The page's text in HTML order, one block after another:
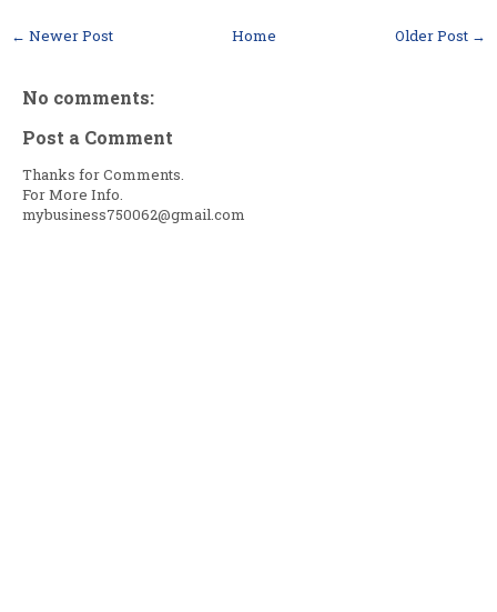
← Newer Post Older Post →
Home
No comments:
Post a Comment
Thanks for Comments.
For More Info.
mybusiness750062@gmail.com